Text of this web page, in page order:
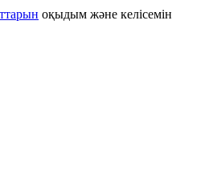
оқыдым және келісемін